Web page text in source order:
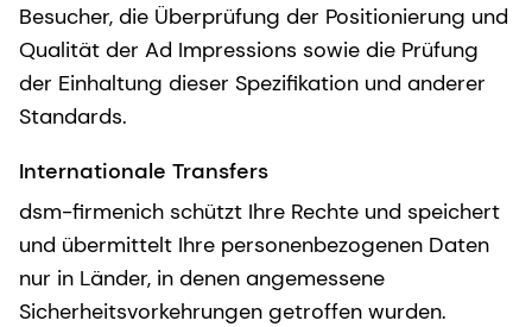
Besucher, die Überprüfung der Positionierung und
Qualität der Ad Impressions sowie die Prüfung
der Einhaltung dieser Spezifikation und anderer
Standards.
Internationale Transfers
dsm-firmenich schützt Ihre Rechte und speichert
und übermittelt Ihre personenbezogenen Daten
nur in Länder, in denen angemessene
Sicherheitsvorkehrungen getroffen wurden.